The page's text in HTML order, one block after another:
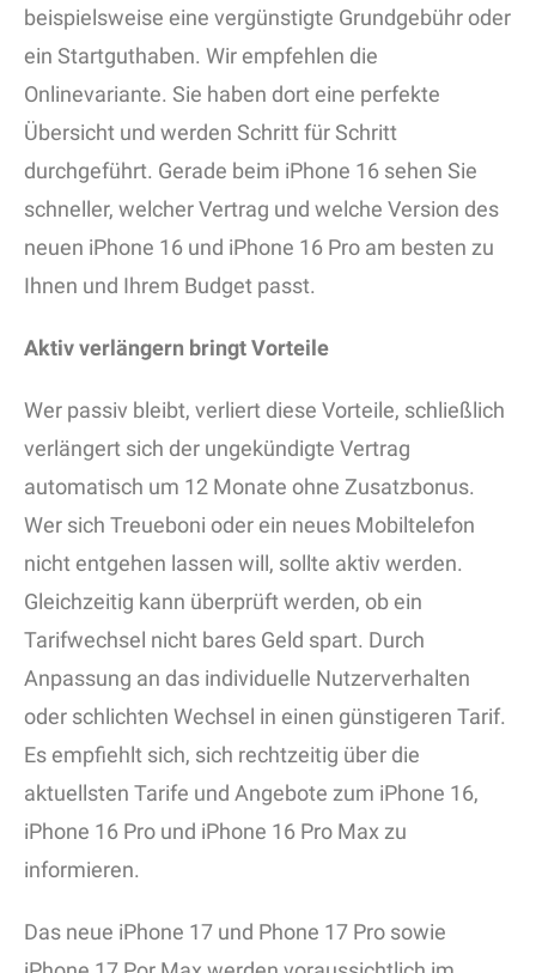
beispielsweise eine vergünstigte Grundgebühr oder
ein Startguthaben. Wir empfehlen die
Onlinevariante. Sie haben dort eine perfekte
Übersicht und werden Schritt für Schritt
durchgeführt. Gerade beim iPhone 16 sehen Sie
schneller, welcher Vertrag und welche Version des
neuen iPhone 16 und iPhone 16 Pro am besten zu
Ihnen und Ihrem Budget passt.
Aktiv verlängern bringt Vorteile
Wer passiv bleibt, verliert diese Vorteile, schließlich
verlängert sich der ungekündigte Vertrag
automatisch um 12 Monate ohne Zusatzbonus.
Wer sich Treueboni oder ein neues Mobiltelefon
nicht entgehen lassen will, sollte aktiv werden.
Gleichzeitig kann überprüft werden, ob ein
Tarifwechsel nicht bares Geld spart. Durch
Anpassung an das individuelle Nutzerverhalten
oder schlichten Wechsel in einen günstigeren Tarif.
Es empfiehlt sich, sich rechtzeitig über die
aktuellsten Tarife und Angebote zum iPhone 16,
iPhone 16 Pro und iPhone 16 Pro Max zu
informieren.
Das neue iPhone 17 und Phone 17 Pro sowie